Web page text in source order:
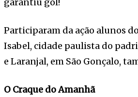
Participaram da ação alunos
Isabel, cidade paulista do
e Laranjal, em São Gonçalo,
O Craque do Amanhã